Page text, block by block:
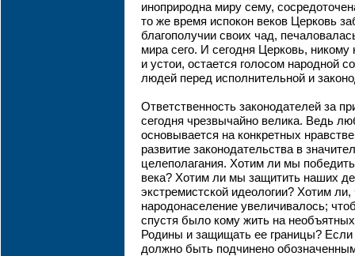
иноприродна миру сему,
то же время испокон веков Церковь
благополучии своих чад,
мира сего. И сегодня Церковь,
и устои, остается голосом народной
людей перед исполнительной и
Ответственность законодателей за
сегодня чрезвычайно велика. Ведь
основывается на конкретных
развитие законодательства в
целеполагания. Хотим ли мы
века? Хотим ли мы защитить наших
экстремистской идеологии? Хотим
народонаселение увеличивалось;
спустя было кому жить на
Родины и защищать ее границы? Если
должно быть подчинено